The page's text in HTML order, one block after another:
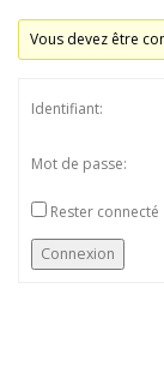
Vous devez être
Identifiant:
Mot de passe:
Rester connecté
Connexion